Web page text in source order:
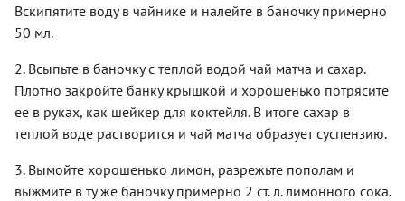
Вскипятите воду в чайнике и налейте в баночку примерно
50 мл.
2. Всыпьте в баночку с теплой водой чай матча и сахар.
Плотно закройте банку крышкой и хорошенько потрясите
ее в руках, как шейкер для коктейля. В итоге сахар в
теплой воде растворится и чай матча образует суспензию.
3. Вымойте хорошенько лимон, разрежьте пополам и
выжмите в ту же баночку примерно 2 ст. л. лимонного сока.